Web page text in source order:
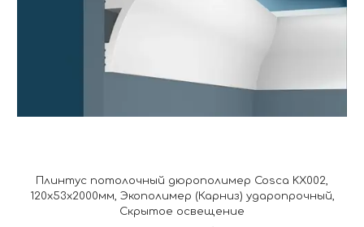
Плинтус потолочный дюрополимер Cosca KX002,
120x53x2000мм, Экополимер (Карниз) ударопрочный,
Скрытое освещение